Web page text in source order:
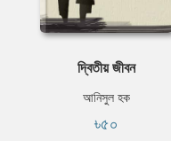
দ্বিতীয় জীবন
আনিসুল হক
৳৫০